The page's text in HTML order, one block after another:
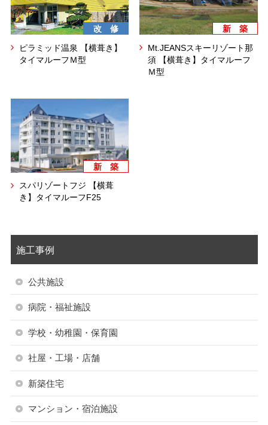
改 修
ピラミッド温泉 【横葺き】
タイマルーフＭ型
新 築
Mt.JEANSスキーリゾート那
須 【横葺き】タイマルーフ
Ｍ型
新 築
スパリゾートフジ 【横葺
き】タイマルーフF25
施工事例
公共施設
病院・福祉施設
学校・幼稚園・保育園
社屋・工場・店舗
新築住宅
マンション・宿泊施設